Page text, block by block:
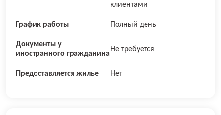
клиентами
График работы Полный день
Документы у
иностранного гражданина
Не требуется
Предоставляется жилье Нет